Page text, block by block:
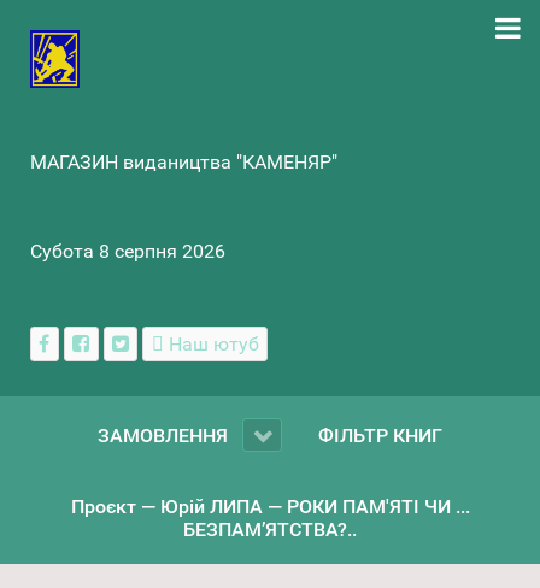
МАГАЗИН видаництва "КАМЕНЯР"
Субота 8 серпня 2026
Наш ютуб
ЗАМОВЛЕННЯ ФІЛЬТР КНИГ
Проєкт — Юрій ЛИПА — РОКИ ПАМ'ЯТІ ЧИ ...
БЕЗПАМ’ЯТСТВА?..